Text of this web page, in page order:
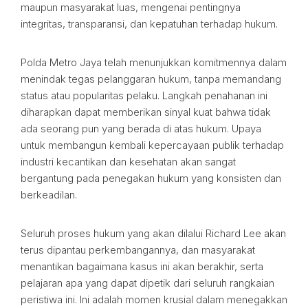
maupun masyarakat luas, mengenai pentingnya
integritas, transparansi, dan kepatuhan terhadap hukum.
Polda Metro Jaya telah menunjukkan komitmennya dalam
menindak tegas pelanggaran hukum, tanpa memandang
status atau popularitas pelaku. Langkah penahanan ini
diharapkan dapat memberikan sinyal kuat bahwa tidak
ada seorang pun yang berada di atas hukum. Upaya
untuk membangun kembali kepercayaan publik terhadap
industri kecantikan dan kesehatan akan sangat
bergantung pada penegakan hukum yang konsisten dan
berkeadilan.
Seluruh proses hukum yang akan dilalui Richard Lee akan
terus dipantau perkembangannya, dan masyarakat
menantikan bagaimana kasus ini akan berakhir, serta
pelajaran apa yang dapat dipetik dari seluruh rangkaian
peristiwa ini. Ini adalah momen krusial dalam menegakkan